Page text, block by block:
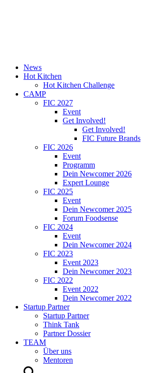
News
Hot Kitchen
Hot Kitchen Challenge
CAMP
FIC 2027
Event
Get Involved!
Get Involved!
FIC Future Brands
FIC 2026
Event
Programm
Dein Newcomer 2026
Expert Lounge
FIC 2025
Event
Dein Newcomer 2025
Forum Foodsense
FIC 2024
Event
Dein Newcomer 2024
FIC 2023
Event 2023
Dein Newcomer 2023
FIC 2022
Event 2022
Dein Newcomer 2022
Startup Partner
Startup Partner
Think Tank
Partner Dossier
TEAM
Über uns
Mentoren